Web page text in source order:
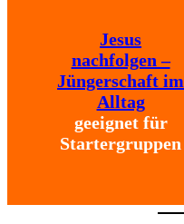
Jesus
nachfolgen –
Jüngerschaft im
Alltag
geeignet für
Startergruppen